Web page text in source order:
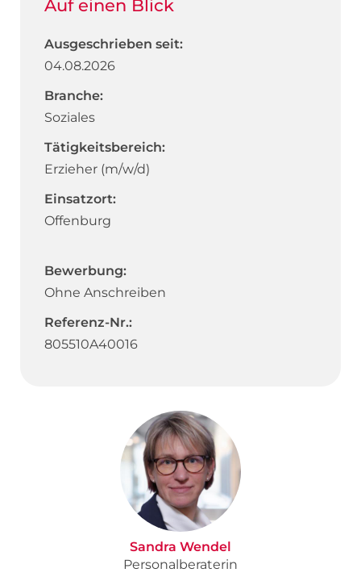
Auf einen Blick
Ausgeschrieben seit:
04.08.2026
Branche:
Soziales
Tätigkeitsbereich:
Erzieher (m/w/d)
Einsatzort:
Offenburg
Bewerbung:
Ohne Anschreiben
Referenz-Nr.:
805510A40016
Sandra Wendel
Personalberaterin